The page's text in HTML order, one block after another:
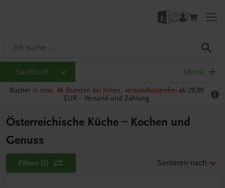
Sachbuch Menü
Bücher in max. 48 Stunden bei Ihnen, versandkostenfrei ab 29,00
EUR – Versand und Zahlung
Österreichische Küche – Kochen und
Genuss
Filtern (1) Sortieren nach